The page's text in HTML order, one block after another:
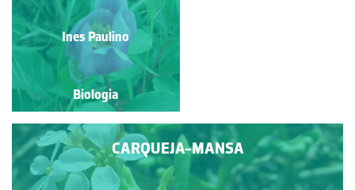
Paulo Talhadas dos Santos
Biologia
CARQUEJA-MANSA
Ines Paulino
Biologia